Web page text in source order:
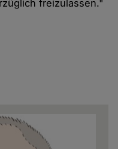
freizulassen."